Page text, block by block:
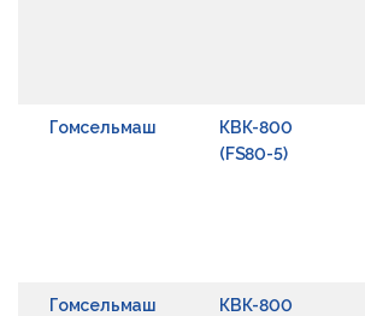
Гомсельмаш
КВК-800
(FS80-5)
Гомсельмаш
КВК-800